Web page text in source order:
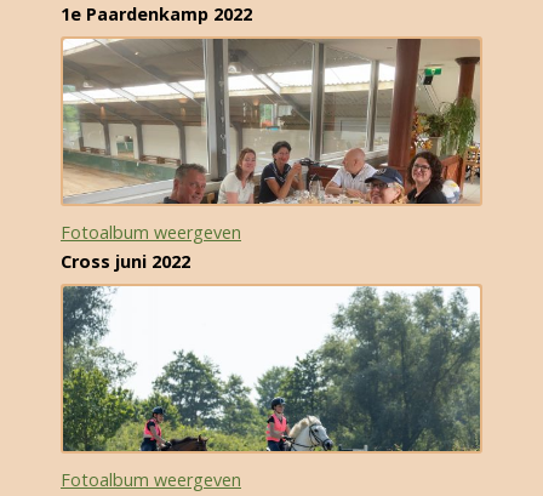
1e Paardenkamp 2022
Fotoalbum weergeven
Cross juni 2022
Fotoalbum weergeven